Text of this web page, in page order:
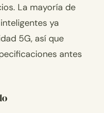
La mayoría de
ya
5G, así que
antes